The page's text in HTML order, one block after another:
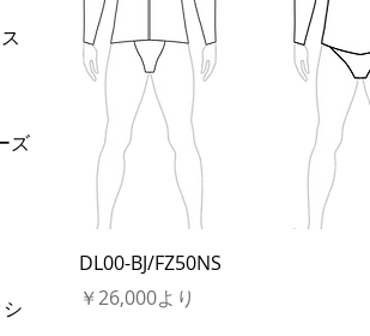
ズ
DL00-BJ/FZ50NS
￥26,000より
セール価格